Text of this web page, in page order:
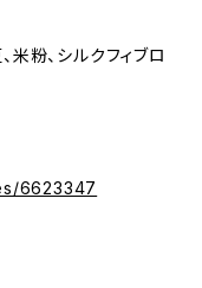
米粉、シルクフィブロ
6623347